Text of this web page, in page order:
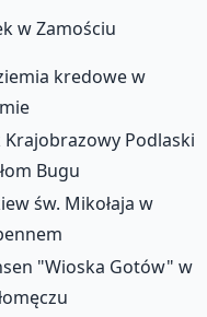
w Zamościu
kredowe w
Krajobrazowy Podlaski
Bugu
św. Mikołaja w
"Wioska Gotów" w